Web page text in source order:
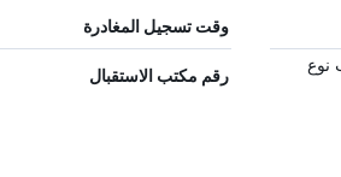
وقت تسجيل المغادرة
نوع
رقم مكتب الاستقبال